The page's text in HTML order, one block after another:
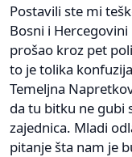
Postavili ste mi
Bosni i
prošao kroz pet
to je tolika
Temeljna
da tu bitku ne gubi
zajednica. Mladi
pitanje šta nam je